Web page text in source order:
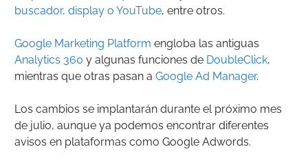
buscador, display o YouTube, entre otros.
Google Marketing Platform engloba las antiguas
Analytics 360 y algunas funciones de DoubleClick,
mientras que otras pasan a Google Ad Manager.
Los cambios se implantarán durante el próximo mes
de julio, aunque ya podemos encontrar diferentes
avisos en plataformas como Google Adwords.